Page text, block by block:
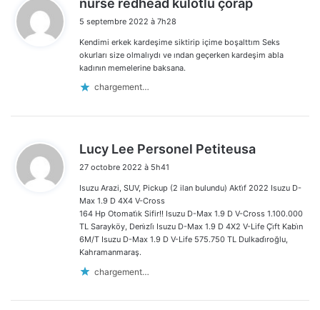
nurse redhead külotlu çorap
:
5 septembre 2022 à 7h28
Kendimi erkek kardeşime siktirip içime boşalttım Seks
okurları size olmalıydı ve ından geçerken kardeşim abla
kadının memelerine baksana.
chargement…
Lucy Lee Personel Petiteusa
27 octobre 2022 à 5h41
Isuzu Arazi, SUV, Pickup (2 ilan bulundu) Akti̇f 2022 Isuzu D-
Max 1.9 D 4X4 V-Cross
164 Hp Otomati̇k Sifir!! Isuzu D-Max 1.9 D V-Cross 1.100.000
TL Sarayköy, Deni̇zli̇ Isuzu D-Max 1.9 D 4X2 V-Life Çi̇ft Kabi̇n
6M/T Isuzu D-Max 1.9 D V-Life 575.750 TL Dulkadi̇roğlu,
Kahramanmaraş.
chargement…